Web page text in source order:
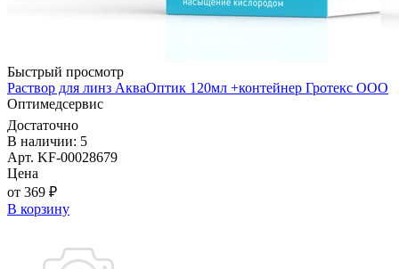
Быстрый просмотр
Раствор для линз АкваОптик 120мл +контейнер Гротекс ООО
Оптимедсервис
Достаточно
В наличии: 5
Арт. KF-00028679
Цена
от 369 ₽
В корзину